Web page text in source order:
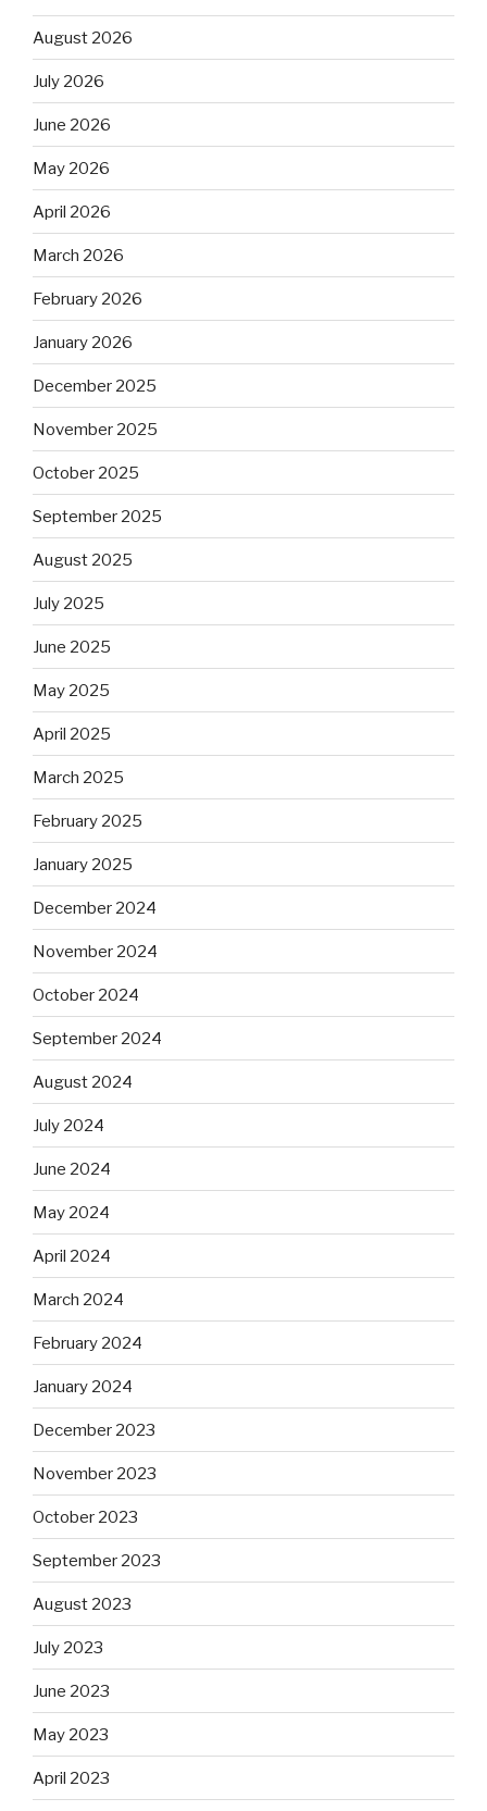
August 2026
July 2026
June 2026
May 2026
April 2026
March 2026
February 2026
January 2026
December 2025
November 2025
October 2025
September 2025
August 2025
July 2025
June 2025
May 2025
April 2025
March 2025
February 2025
January 2025
December 2024
November 2024
October 2024
September 2024
August 2024
July 2024
June 2024
May 2024
April 2024
March 2024
February 2024
January 2024
December 2023
November 2023
October 2023
September 2023
August 2023
July 2023
June 2023
May 2023
April 2023